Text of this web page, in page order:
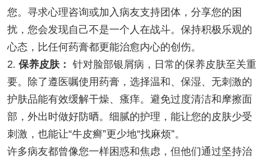
您。寻求心理咨询或加入病友支持团体，分享您的困
扰，您会发现自己不是一个人在战斗。保持积极乐观的
心态，比任何药膏都更能治愈内心的创伤。
2. 保养皮肤： 针对脸部银屑病，日常的保养皮肤至关重
要。除了遵医嘱使用药膏，选择温和、保湿、无刺激的
护肤品能有效缓解干燥、瘙痒。避免过度清洁和摩擦面
部，外出时做好防晒。细腻的护理，能让您的皮肤少受
刺激，也能让“牛皮癣”更少地“找麻烦”。
许多病友都曾像您一样困惑和焦虑，但他们通过坚持治